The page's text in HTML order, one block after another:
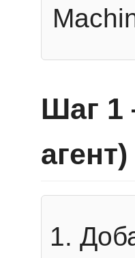
Шаг 1
агент)